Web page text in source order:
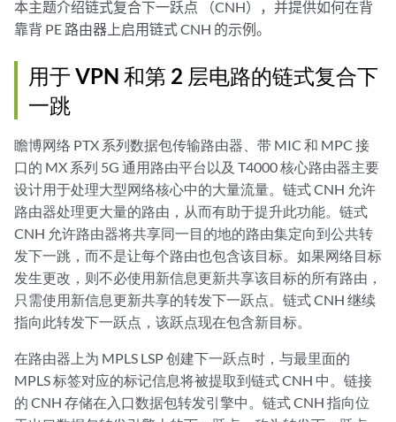
本主题介绍链式复合下一跃点 （CNH），并提供如何在背
靠背 PE 路由器上启用链式 CNH 的示例。
用于 VPN 和第 2 层电路的链式复合下
一跳
瞻博网络 PTX 系列数据包传输路由器、带 MIC 和 MPC 接
口的 MX 系列 5G 通用路由平台以及 T4000 核心路由器主要
设计用于处理大型网络核心中的大量流量。链式 CNH 允许
路由器处理更大量的路由，从而有助于提升此功能。链式
CNH 允许路由器将共享同一目的地的路由集定向到公共转
发下一跳，而不是让每个路由也包含该目标。如果网络目标
发生更改，则不必使用新信息更新共享该目标的所有路由，
只需使用新信息更新共享的转发下一跃点。链式 CNH 继续
指向此转发下一跃点，该跃点现在包含新目标。
在路由器上为 MPLS LSP 创建下一跃点时，与最里面的
MPLS 标签对应的标记信息将被提取到链式 CNH 中。链接
的 CNH 存储在入口数据包转发引擎中。链式 CNH 指向位